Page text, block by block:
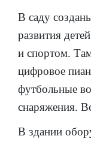
В саду
развития
и спортом.
цифровое
футбольные
снаряжения.
В здании